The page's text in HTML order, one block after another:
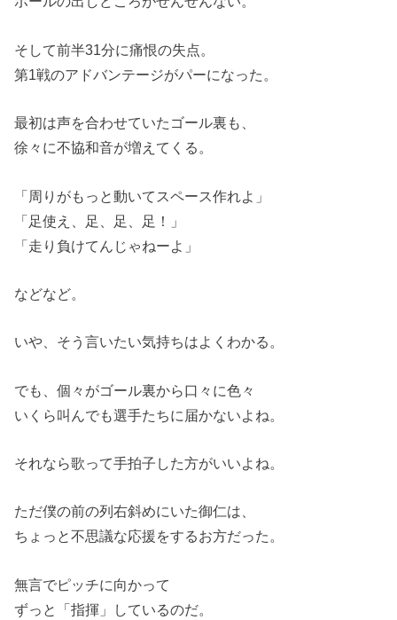
そして前半31分に痛恨の失点。
第1戦のアドバンテージがパーになった。
最初は声を合わせていたゴール裏も、
徐々に不協和音が増えてくる。
「周りがもっと動いてスペース作れよ」
「足使え、足、足、足！」
「走り負けてんじゃねーよ」
などなど。
いや、そう言いたい気持ちはよくわかる。
でも、個々がゴール裏から口々に色々
いくら叫んでも選手たちに届かないよね。
それなら歌って手拍子した方がいいよね。
ただ僕の前の列右斜めにいた御仁は、
ちょっと不思議な応援をするお方だった。
無言でピッチに向かって
ずっと「指揮」しているのだ。